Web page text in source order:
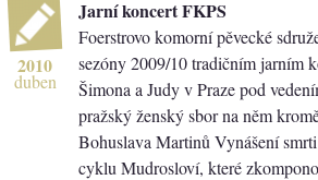
2010
duben
Jarní koncert FKPS
Foerstrovo komorní pěvecké
sezóny 2009/10 tradičním jarním
Šimona a Judy v Praze pod
pražský ženský sbor na něm
Bohuslava Martinů Vynášení
cyklu Mudrosloví, které